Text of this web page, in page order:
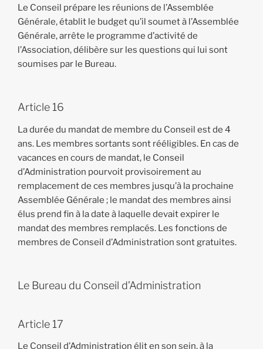
Le Conseil prépare les réunions de l’Assemblée
Générale, établit le budget qu’il soumet à l’Assemblée
Générale, arrête le programme d’activité de
l’Association, délibère sur les questions qui lui sont
soumises par le Bureau.
Article 16
La durée du mandat de membre du Conseil est de 4
ans. Les membres sortants sont rééligibles. En cas de
vacances en cours de mandat, le Conseil
d’Administration pourvoit provisoirement au
remplacement de ces membres jusqu’à la prochaine
Assemblée Générale ; le mandat des membres ainsi
élus prend fin à la date à laquelle devait expirer le
mandat des membres remplacés. Les fonctions de
membres de Conseil d’Administration sont gratuites.
Le Bureau du Conseil d’Administration
Article 17
Le Conseil d’Administration élit en son sein, à la